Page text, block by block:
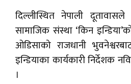
दिल्लीस्थित नेपाली
सामाजिक संस्था ‘किन
ओडिसाको राजधानी
इन्डियाका कार्यकारी निर्देशक
।